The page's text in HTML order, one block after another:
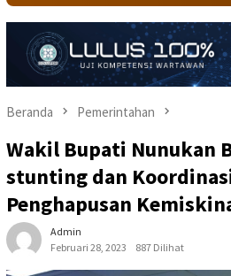
Beranda Pemerintahan
Wakil Bupati Nunukan
stunting dan
Penghapusan
Admin
Februari 28, 2023
887 Dilihat